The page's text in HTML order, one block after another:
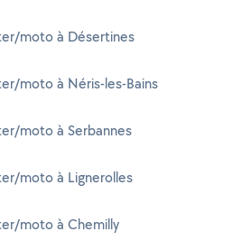
moto à Désertines
moto à Néris-les-Bains
moto à Serbannes
moto à Lignerolles
moto à Chemilly